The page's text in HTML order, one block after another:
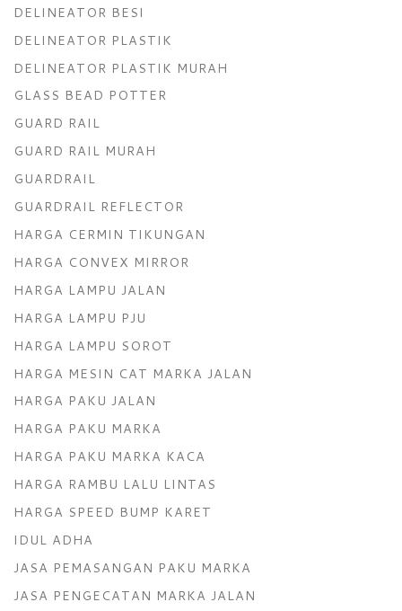
DELINEATOR BESI
DELINEATOR PLASTIK
DELINEATOR PLASTIK MURAH
GLASS BEAD POTTER
GUARD RAIL
GUARD RAIL MURAH
GUARDRAIL
GUARDRAIL REFLECTOR
HARGA CERMIN TIKUNGAN
HARGA CONVEX MIRROR
HARGA LAMPU JALAN
HARGA LAMPU PJU
HARGA LAMPU SOROT
HARGA MESIN CAT MARKA JALAN
HARGA PAKU JALAN
HARGA PAKU MARKA
HARGA PAKU MARKA KACA
HARGA RAMBU LALU LINTAS
HARGA SPEED BUMP KARET
IDUL ADHA
JASA PEMASANGAN PAKU MARKA
JASA PENGECATAN MARKA JALAN